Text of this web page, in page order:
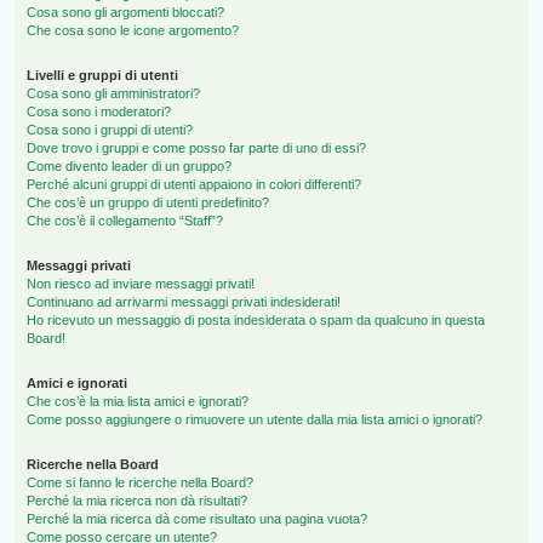
Cosa sono gli argomenti bloccati?
Che cosa sono le icone argomento?
Livelli e gruppi di utenti
Cosa sono gli amministratori?
Cosa sono i moderatori?
Cosa sono i gruppi di utenti?
Dove trovo i gruppi e come posso far parte di uno di essi?
Come divento leader di un gruppo?
Perché alcuni gruppi di utenti appaiono in colori differenti?
Che cos’è un gruppo di utenti predefinito?
Che cos’è il collegamento “Staff”?
Messaggi privati
Non riesco ad inviare messaggi privati!
Continuano ad arrivarmi messaggi privati indesiderati!
Ho ricevuto un messaggio di posta indesiderata o spam da qualcuno in questa
Board!
Amici e ignorati
Che cos’è la mia lista amici e ignorati?
Come posso aggiungere o rimuovere un utente dalla mia lista amici o ignorati?
Ricerche nella Board
Come si fanno le ricerche nella Board?
Perché la mia ricerca non dà risultati?
Perché la mia ricerca dà come risultato una pagina vuota?
Come posso cercare un utente?